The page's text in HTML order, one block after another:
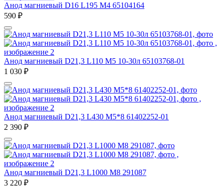
Анод магниевый D16 L195 M4 65104164
590 ₽
Анод магниевый D21,3 L110 M5 10-30л 65103768-01
1 030 ₽
Анод магниевый D21,3 L430 M5*8 61402252-01
2 390 ₽
Анод магниевый D21,3 L1000 M8 291087
3 220 ₽